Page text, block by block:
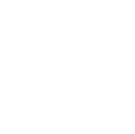
tæerne og mågeskrig i
foran dem. Læs en spændende
er velegnet til en hyggelig
sted at slappe af mellem
op til middag på den lille terrasse.